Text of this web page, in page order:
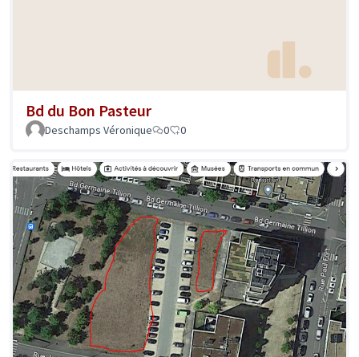
Bd du Bon Pasteur
Deschamps Véronique 0 0